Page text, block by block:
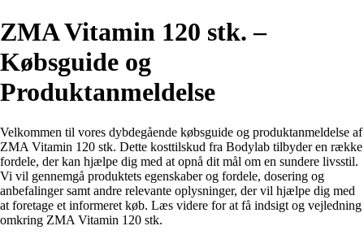
ZMA Vitamin 120 stk. –
Købsguide og
Produktanmeldelse
Velkommen til vores dybdegående købsguide og produktanmeldelse af
ZMA Vitamin 120 stk. Dette kosttilskud fra Bodylab tilbyder en række
fordele, der kan hjælpe dig med at opnå dit mål om en sundere livsstil.
Vi vil gennemgå produktets egenskaber og fordele, dosering og
anbefalinger samt andre relevante oplysninger, der vil hjælpe dig med
at foretage et informeret køb. Læs videre for at få indsigt og vejledning
omkring ZMA Vitamin 120 stk.